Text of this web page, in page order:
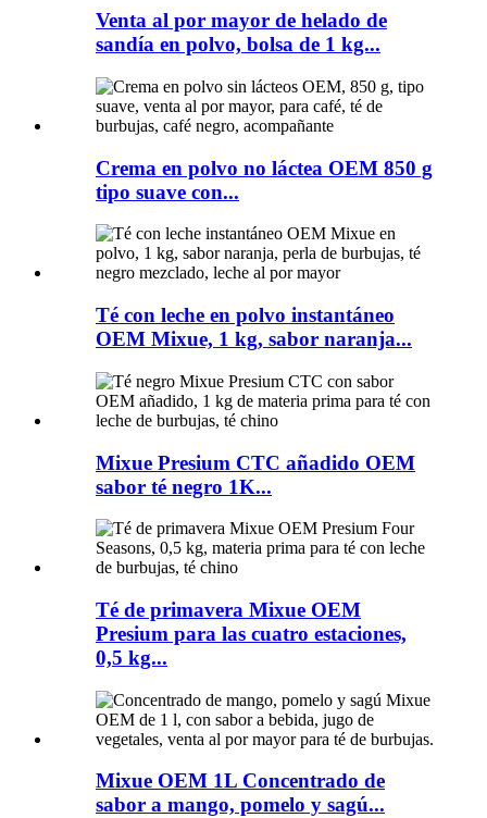
Venta al por mayor de helado de
sandía en polvo, bolsa de 1 kg...
Crema en polvo no láctea OEM 850 g
tipo suave con...
Té con leche en polvo instantáneo
OEM Mixue, 1 kg, sabor naranja...
Mixue Presium CTC añadido OEM
sabor té negro 1K...
Té de primavera Mixue OEM
Presium para las cuatro estaciones,
0,5 kg...
Mixue OEM 1L Concentrado de
sabor a mango, pomelo y sagú...